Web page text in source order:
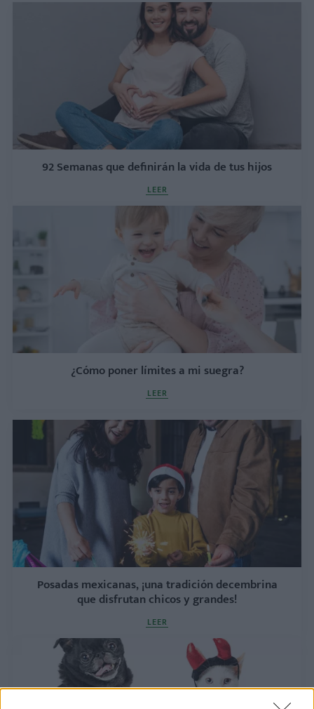
92 Semanas que definirán la vida de tus hijos
LEER
¿Cómo poner límites a mi suegra?
LEER
Posadas mexicanas, ¡una tradición decembrina
que disfrutan chicos y grandes!
LEER